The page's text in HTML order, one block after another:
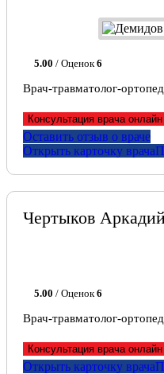
5.00 / Оценок 6
Врач-травматолог-ортопед
Консультация врача онлайн
Оставить отзыв о враче
Открыть карточку врача
Чертыков
5.00 / Оценок 6
Врач-травматолог-ортопед
Консультация врача онлайн
Открыть карточку врача